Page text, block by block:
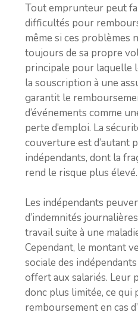
Tout emprunteur peut
difficultés pour
même si ces problèmes
toujours de sa propre
principale pour laquelle
la souscription à une
garantit le
d’événements comme
perte d’emploi. La
couverture est d’autant
indépendants, dont la
rend le risque plus élevé.
Les indépendants
d’indemnités
travail suite à une
Cependant, le montant
sociale des
offert aux salariés. Leur
donc plus limitée, ce qui
remboursement en cas